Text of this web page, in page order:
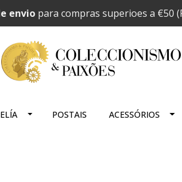
enviopara compras superioes a €50
POSTAIS ACESSÓRIOS